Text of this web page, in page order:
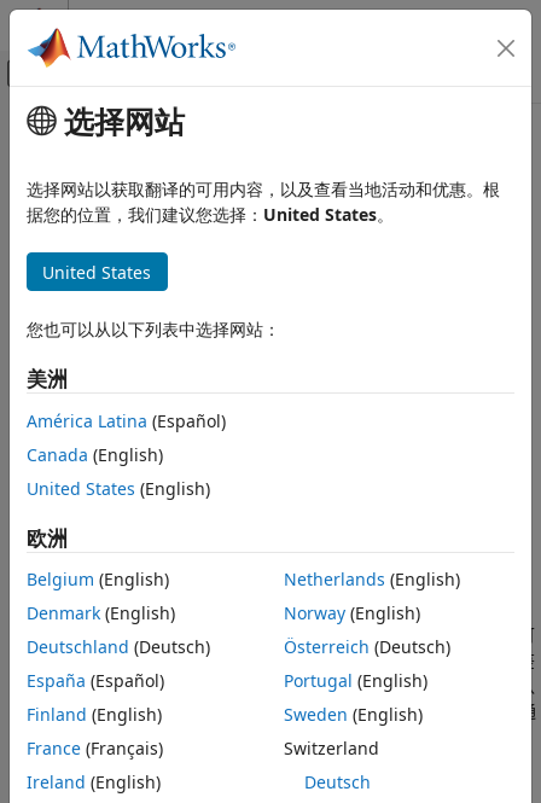
跳到内容
画布外导航菜单切换
文档主页
软件开发
测试框架
在测试中模拟依赖关系
本页内容
语法
描述
输入参量
示例
提示
版本历史记录
另请参阅
主要内容
assertNotSet
类:matlab.mock.TestCase
断言属性未经过设置
全页展开
语法
assertNotSet(testcase,behavior)
assertNotSet(testcase,behavior,diagnostic)
说明
示例
assertNotSet(testcase behavior,diagnostic) 还将
中的诊断信息与鉴定相关联。根据测试运行器的配置，测试框架可
能会在鉴定通过或失败时显示诊断信息。默认情况下，框架仅在鉴
定失败时显示诊断信息。您可以通过自定义测试运行器来覆盖默认
行为。例如，使用
DiagnosticsOutputPlugin实例来显示失败和通
过事件诊断信息。
示例
选择网站
选择网站以获取翻译的可用内容，以及查看当地活动和优惠。根
据您的位置，我们建议您选择： United States。
United States
您也可以从以下列表中选择网站：
美洲
América Latina (Español)
Canada (English)
United States (English)
欧洲
Belgium (English)
Denmark (English)
Deutschland (Deutsch)
España (Español)
Finland (English)
France (Français)
Ireland (English)
Netherlands (English)
Norway(English)
Österreich (Deutsch)
Portugal (English)
Sweden (English)
Switzerland
Deutsch